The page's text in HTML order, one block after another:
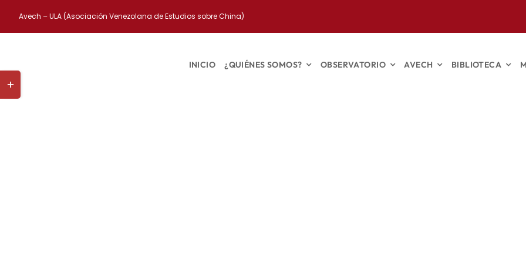
Avech – ULA (Asociación Venezolana de Estudios sobre China)
INICIO ¿QUIÉNES SOMOS? OBSERVATORIO AVECH BIBLIOTECA
Toggle
Sliding